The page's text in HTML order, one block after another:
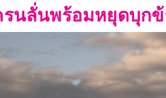
รนลั่นพร้อมหยุดบุก